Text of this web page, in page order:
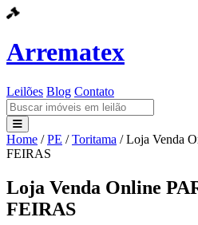
Arrematex
Leilões Blog Contato
Leilões
Blog
Contato
Home / PE / Toritama / Loja Venda
FEIRAS
Loja Venda Online
FEIRAS